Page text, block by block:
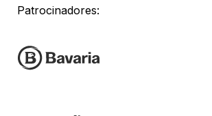
Patrocinadores: